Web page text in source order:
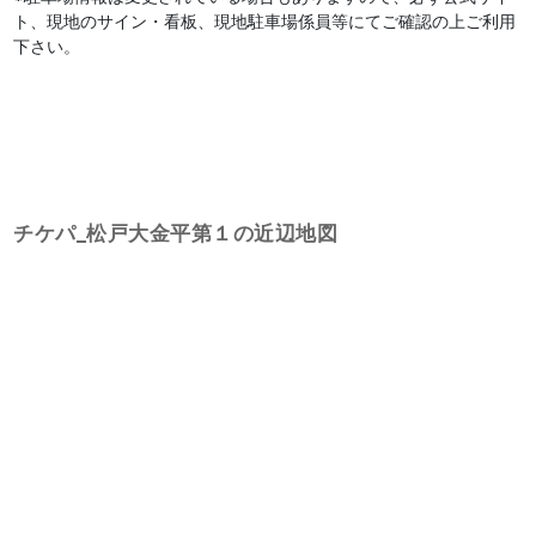
ト、現地のサイン・看板、現地駐車場係員等にてご確認の上ご利用
下さい。
チケパ_松戸大金平第１の近辺地図